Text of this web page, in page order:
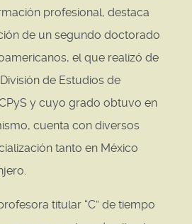
profesional, destaca
de un segundo doctorado
el que realizó de
de Estudios de
y cuyo grado obtuvo en
cuenta con diversos
tanto en México
titular “C” de tiempo